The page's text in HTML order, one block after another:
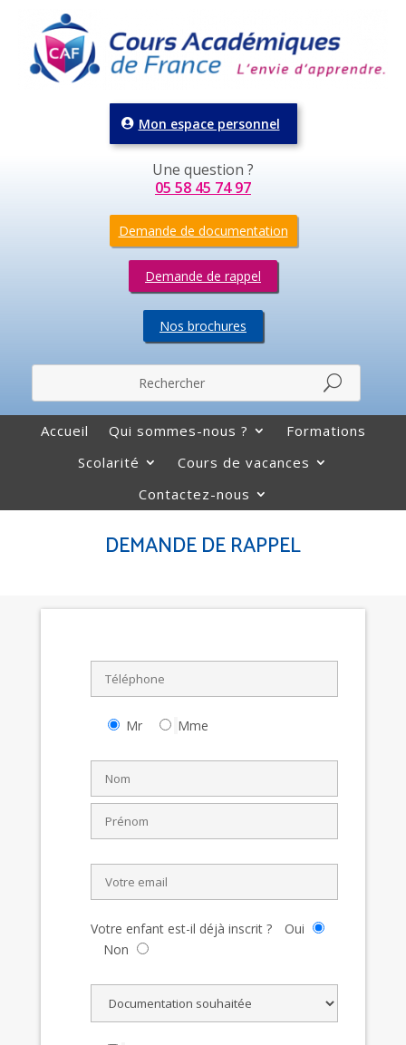
Mon espace personnel
Une question ?
05 58 45 74 97
Demande de documentation
Demande de rappel
Nos brochures
Accueil Qui sommes-nous ?
Formations
Scolarité
Cours de vacances
Contactez-nous
DEMANDE DE RAPPEL
Mr Mme
Votre enfant est-il déjà inscrit ?
Oui
Non